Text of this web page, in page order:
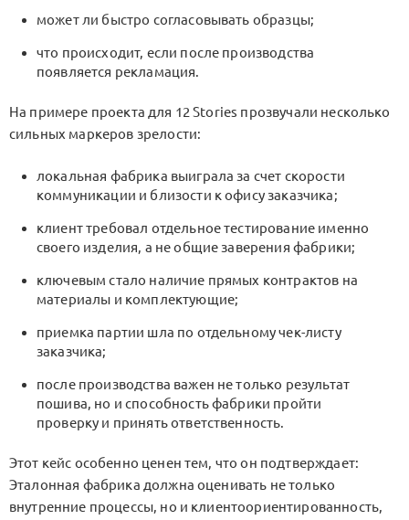
может ли быстро согласовывать образцы;
что происходит, если после производства
появляется рекламация.
На примере проекта для 12 Stories прозвучали несколько
сильных маркеров зрелости:
локальная фабрика выиграла за счет скорости
коммуникации и близости к офису заказчика;
клиент требовал отдельное тестирование именно
своего изделия, а не общие заверения фабрики;
ключевым стало наличие прямых контрактов на
материалы и комплектующие;
приемка партии шла по отдельному чек-листу
заказчика;
после производства важен не только результат
пошива, но и способность фабрики пройти
проверку и принять ответственность.
Этот кейс особенно ценен тем, что он подтверждает:
Эталонная фабрика должна оценивать не только
внутренние процессы, но и клиентоориентированность,